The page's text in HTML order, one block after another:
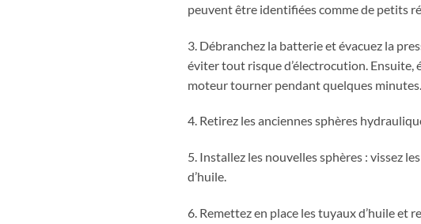
peuvent être identifiées comme de petits
3. Débranchez la batterie et évacuez la
éviter tout risque d’électrocution. Ensuite,
moteur tourner pendant quelques minutes.
4. Retirez les anciennes sphères
5. Installez les nouvelles sphères : vissez
d’huile.
6. Remettez en place les tuyaux d’huile et